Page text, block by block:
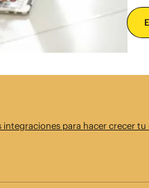
integraciones para hacer crecer